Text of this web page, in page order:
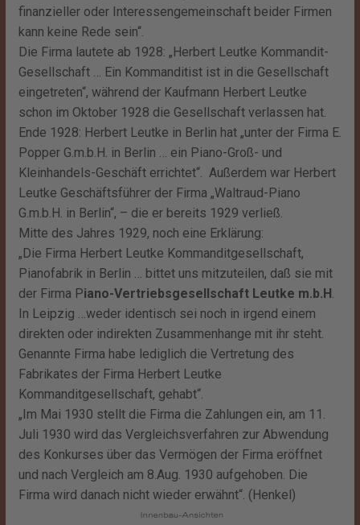
finanzieller oder Interessengemeinschaft beider Firmen
kann keine Rede sein“.
Die Firma lautete ab 1928: „Herbert Leutke Kommandit-
Gesellschaft … Ein Kommanditist ist in die Gesellschaft
eingetreten“, während der Kaufmann Herbert Leutke
schon im Oktober 1928 die Gesellschaft verlassen hat.
Ende 1928: Herbert Leutke in Berlin hat „unter der Firma E.
Popper G.m.b.H. in Berlin … ein Piano-Groß- und
Kleinhandels-Geschäft errichtet“. Außerdem war Herbert
Leutke Geschäftsführer der Firma „Waltraud-Piano
G.m.b.H. in Berlin“, – die er bereits 1929 verließ.
Mitte des Jahres 1929, noch eine Erklärung:
„Die Firma Herbert Leutke Kommanditgesellschaft,
Pianofabrik in Berlin … bittet uns mitzuteilen, daß sie mit
der Firma Piano-Vertriebsgesellschaft Leutke m.b.H.
In Leipzig …weder identisch sei noch in irgend einem
direkten oder indirekten Zusammenhange mit ihr steht.
Genannte Firma habe lediglich die Vertretung des
Fabrikates der Firma Herbert Leutke
Kommanditgesellschaft, gehabt“.
„Im Mai 1930 stellt die Firma die Zahlungen ein, am 11.
Juli 1930 wird das Vergleichsverfahren zur Abwendung
des Konkurses über das Vermögen der Firma eröffnet
und nach Vergleich am 8.Aug. 1930 aufgehoben. Die
Firma wird danach nicht wieder erwähnt“. (Henkel)